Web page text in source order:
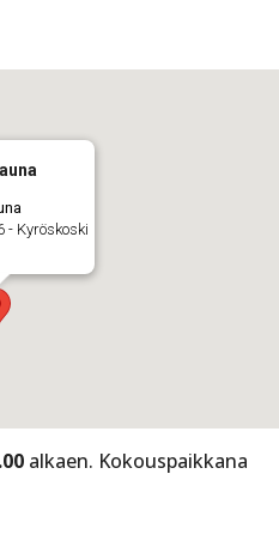
- Kyröskoski
alkaen. Kokouspaikkana